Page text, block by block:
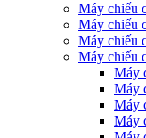
Máy chiếu
Máy chiếu
Máy chiếu
Máy chiếu
Máy
Máy
Máy
Máy